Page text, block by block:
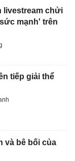
livestream chửi
mạnh' trên
tiếp giải thể
và bê bối của